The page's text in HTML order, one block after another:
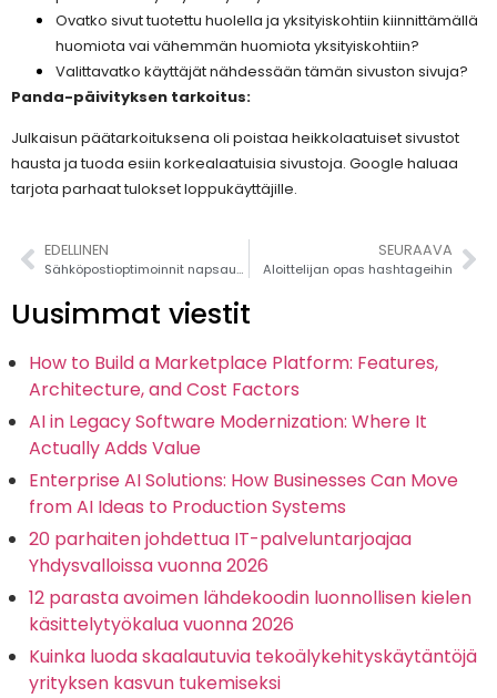
Ovatko sivut tuotettu huolella ja yksityiskohtiin kiinnittämällä
huomiota vai vähemmän huomiota yksityiskohtiin?
Valittavatko käyttäjät nähdessään tämän sivuston sivuja?
Panda-päivityksen tarkoitus:
Julkaisun päätarkoituksena oli poistaa heikkolaatuiset sivustot
hausta ja tuoda esiin korkealaatuisia sivustoja. Google haluaa
tarjota parhaat tulokset loppukäyttäjille.
EDELLINEN
Sähköpostioptimoinnit napsautussuhteesi nostamiseksi
SEURAAVA
Aloittelijan opas hashtageihin
Uusimmat viestit
How to Build a Marketplace Platform: Features,
Architecture, and Cost Factors
AI in Legacy Software Modernization: Where It
Actually Adds Value
Enterprise AI Solutions: How Businesses Can Move
from AI Ideas to Production Systems
20 parhaiten johdettua IT-palveluntarjoajaa
Yhdysvalloissa vuonna 2026
12 parasta avoimen lähdekoodin luonnollisen kielen
käsittelytyökalua vuonna 2026
Kuinka luoda skaalautuvia tekoälykehityskäytäntöjä
yrityksen kasvun tukemiseksi